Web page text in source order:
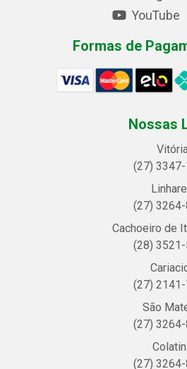
YouTube
Formas de
Nossas
(27)
(27)
Cachoeiro de
(28)
(27) 2141-
São
(27)
(27)